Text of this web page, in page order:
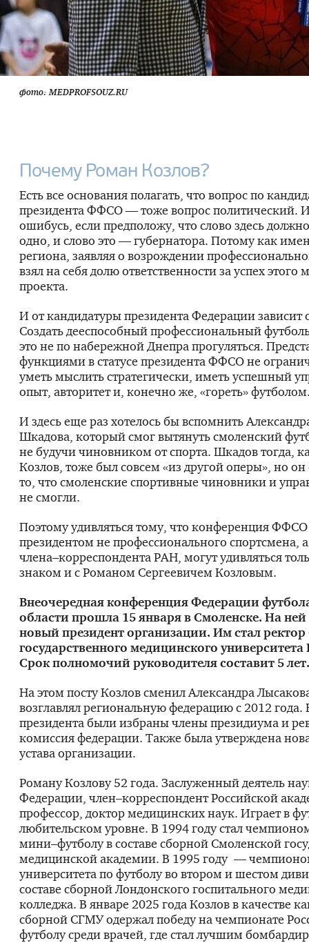
фото: MEDPROFSOUZ.RU
Почему Роман Козлов?
Есть все основания полагать, что вопрос по
президента ФФСО — тоже вопрос политический.
ошибусь, если предположу, что слово здесь
одно, и слово это — губернатора. Потому как
региона, заявляя о возрождении
взял на себя долю ответственности за успех этого
проекта.
И от кандидатуры президента Федерации зависит
Создать дееспособный профессиональный
это не по набережной Днепра прогуляться.
функциями в статусе президента ФФСО не
уметь мыслить стратегически, иметь успешный
опыт, авторитет и, конечно же, «гореть»
И здесь еще раз хотелось бы вспомнить
Шкадова, который смог вытянуть смоленский
не будучи чиновником от спорта. Шкадов тогда,
Козлов, тоже был совсем «из другой оперы», но он
то, что смоленские спортивные чиновники и
не смогли.
Поэтому удивляться тому, что конференция
президентом не профессионального спортсмена,
члена–корреспондента РАН, могут удивляться
знаком и с Романом Сергеевичем Козловым.
Внеочередная конференция Федерации
области прошла 15 января в Смоленске. На
новый президент организации. Им стал
государственного медицинского
Срок полномочий руководителя составит 5 лет.
На этом посту Козлов сменил Александра
возглавлял региональную федерацию с 2012
президента были избраны члены президиума и
комиссия федерации. Также была утверждена
устава организации.
Роману Козлову 52 года. Заслуженный деятель
Федерации, член–корреспондент Российской
профессор, доктор медицинских наук. Играет в
любительском уровне. В 1994 году стал
мини–футболу в составе сборной Смоленской
медицинской академии. В 1995 году —
университета по футболу во втором и шестом
составе сборной Лондонского госпитального
колледжа. В январе 2025 года Козлов в качестве
сборной СГМУ одержал победу на чемпионате
футболу среди врачей, где стал лучшим